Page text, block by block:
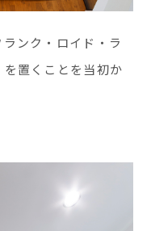
ンク・ロイド・ラ
置くことを当初か